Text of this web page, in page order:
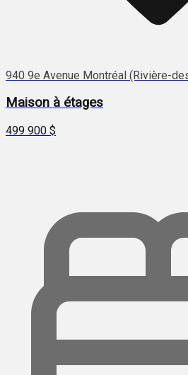
940 9e Avenue Montréal (Rivière-
Maison à étages
499 900 $